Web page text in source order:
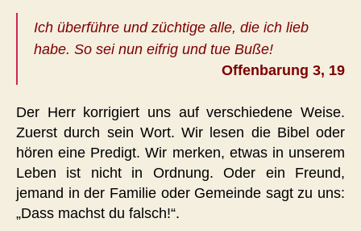
Ich überführe und züchtige alle, die ich lieb
habe. So sei nun eifrig und tue Buße!
Offenbarung 3, 19
Der Herr korrigiert uns auf verschiedene Weise.
Zuerst durch sein Wort. Wir lesen die Bibel oder
hören eine Predigt. Wir merken, etwas in unserem
Leben ist nicht in Ordnung. Oder ein Freund,
jemand in der Familie oder Gemeinde sagt zu uns:
„Dass machst du falsch!“.